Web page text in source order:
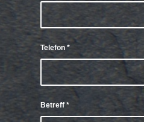
Telefon *
Betreff *